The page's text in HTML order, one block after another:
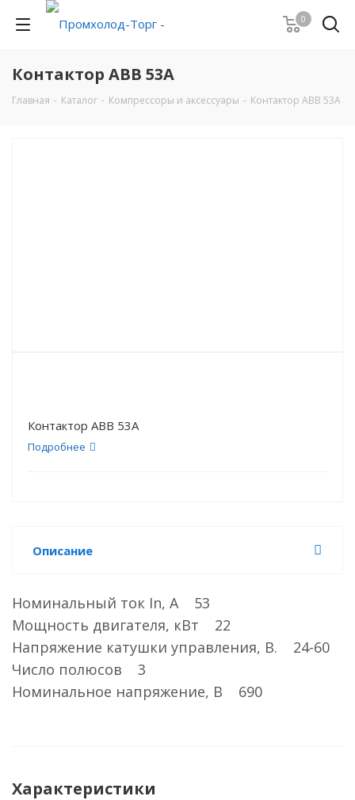
0
Контактор АВВ 53А
Главная - Каталог - Компрессоры и аксессуары - Контактор АВВ 53А
Контактор АВВ 53А
Подробнее
Описание
Номинальный ток In, А 53
Мощность двигателя, кВт 22
Напряжение катушки управления, В. 24-60
Число полюсов 3
Номинальное напряжение, В 690
Характеристики